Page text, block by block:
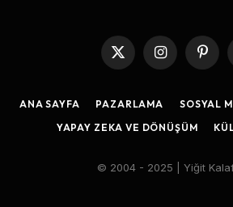
X
(Twitter)
Instagram
ANA SAYFA PAZARLAMA SOSYAL
YAPAY ZEKA VE DÖNÜŞÜM
© 2004 - 2025 | Yiğit